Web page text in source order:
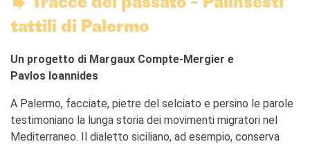
Bottega
Appels à candidatures
Résidences passées
Chantiers culturels à la
RECHERCHER
tattili di Palermo
Un progetto di Margaux Compte-Mergier e
Pavlos Ioannides
A Palermo, facciate, pietre del selciato e persino le parole
testimoniano la lunga storia dei movimenti migratori nel
Mediterraneo. Il dialetto siciliano, ad esempio, conserva